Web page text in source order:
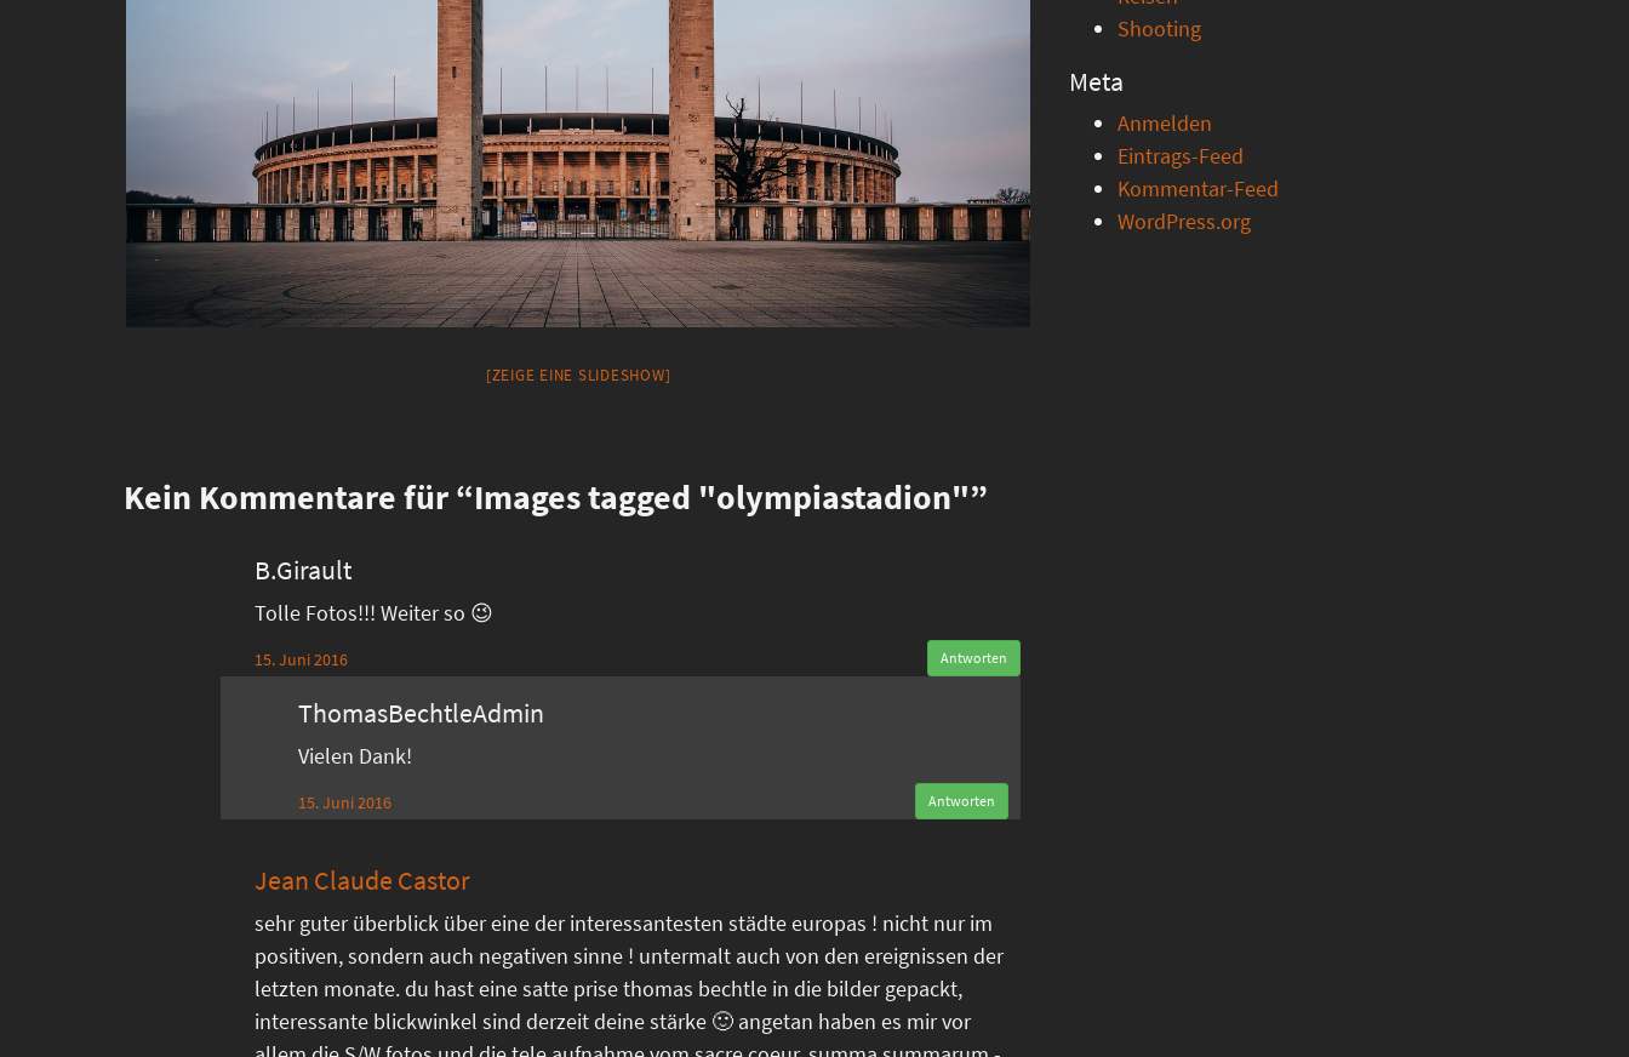
[ZEIGE EINE SLIDESHOW]
Kein Kommentare für “Images tagged "olympiastadion"”
B.Girault
Tolle Fotos!!! Weiter so 😉
15. Juni 2016 Antworten
ThomasBechtleAdmin
Vielen Dank!
15. Juni 2016 Antworten
Jean Claude Castor
sehr guter überblick über eine der interessantesten städte europas ! nicht nur im
positiven, sondern auch negativen sinne ! untermalt auch von den ereignissen der
letzten monate. du hast eine satte prise thomas bechtle in die bilder gepackt,
interessante blickwinkel sind derzeit deine stärke 🙂 angetan haben es mir vor
Shooting
Meta
Anmelden
Eintrags-Feed
Kommentar-Feed
WordPress.org